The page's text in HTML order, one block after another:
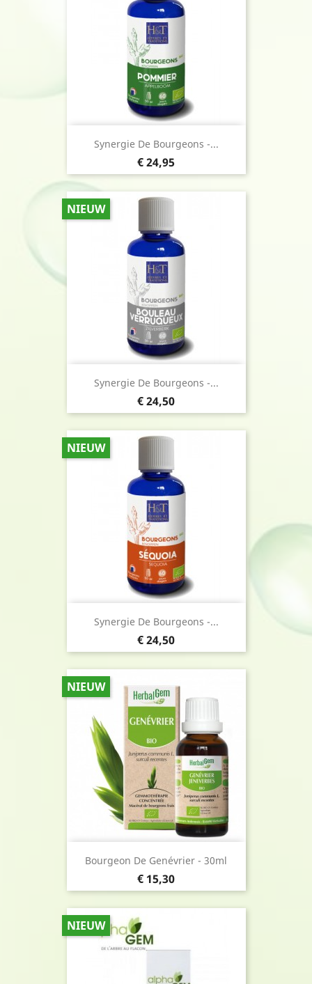
Synergie De Bourgeons -...
Prijs
€ 24,95
Synergie De Bourgeons -...
Prijs
€ 24,50
NIEUW
Synergie De Bourgeons -...
Prijs
€ 24,50
NIEUW
Bourgeon De Genévrier - 30ml
Prijs
€ 15,30
NIEUW
NIEUW